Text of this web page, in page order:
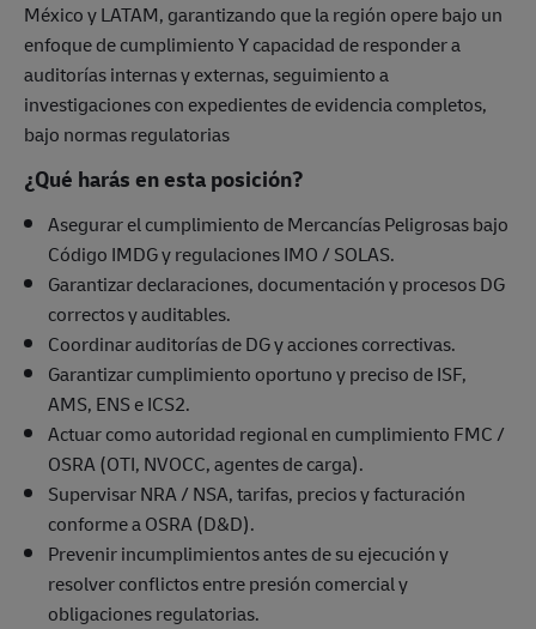
México y LATAM, garantizando que la región opere bajo un
enfoque de cumplimiento Y capacidad de responder a
auditorías internas y externas, seguimiento a
investigaciones con expedientes de evidencia completos,
bajo normas regulatorias
¿Qué harás en esta posición?
Asegurar el cumplimiento de Mercancías Peligrosas bajo
Código IMDG y regulaciones IMO / SOLAS.
Garantizar declaraciones, documentación y procesos DG
correctos y auditables.
Coordinar auditorías de DG y acciones correctivas.
Garantizar cumplimiento oportuno y preciso de ISF,
AMS, ENS e ICS2.
Actuar como autoridad regional en cumplimiento FMC /
OSRA (OTI, NVOCC, agentes de carga).
Supervisar NRA / NSA, tarifas, precios y facturación
conforme a OSRA (D&D).
Prevenir incumplimientos antes de su ejecución y
resolver conflictos entre presión comercial y
obligaciones regulatorias.